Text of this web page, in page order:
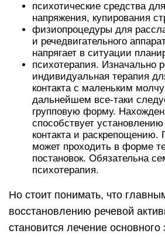
психотические средства
напряжения, купирования
физиопроцедуры для
и речедвигательного
напрягает в ситуации
психотерапия. Изначально
индивидуальная терапия
контакта с маленьким
дальнейшем все-таки
групповую форму.
способствует
контакта и раскрепощению.
может проходить в форме
постановок. Обязательна
психотерапия.
Но стоит понимать, что
восстановлению речевой
становится лечение основного